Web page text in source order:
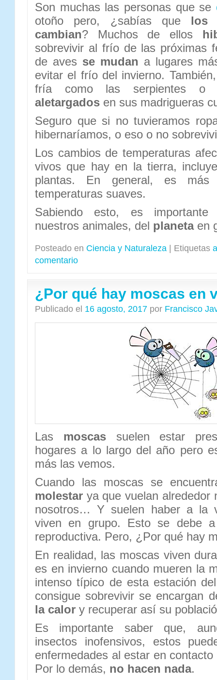
Son muchas las personas que se
otoño pero, ¿sabías que los
cambian? Muchos de ellos
sobrevivir al frío de las próximas
de aves se mudan a lugares
evitar el frío del invierno.
fría como las serpientes o
aletargados en sus madrigueras
Seguro que si no tuvieramos
hibernaríamos, o eso o no
Los cambios de temperaturas
vivos que hay en la tierra,
plantas. En general, es más
temperaturas suaves.
Sabiendo esto, es
nuestros animales, del planetaen
Posteado en Ciencia y Naturaleza Etiquetas
comentario
¿Por qué hay moscas en
Publicado el 16 agosto, 2017 por Francisco
Las moscassuelen estar
hogares a lo largo del año pero
más las vemos.
Cuando las moscas se
molestar ya que vuelan alrededor
nosotros… Y suelen haber a la
viven en grupo. Esto se debe
reproductiva. Pero, ¿Por qué hay
En realidad, las moscas viven
es en invierno cuando mueren la
intenso típico de esta estación
consigue sobrevivir se encargan
la calor y recuperar así su
Es importante saber que,
insectos inofensivos, estos
enfermedades al estar en
Por lo demás, no hacen nada.